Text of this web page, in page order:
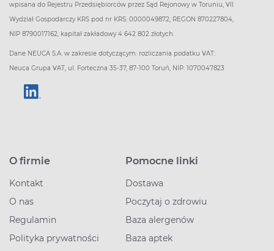
wpisana do Rejestru Przedsiębiorców przez Sąd Rejonowy w Toruniu, VII
Wydział Gospodarczy KRS pod nr KRS: 0000049872, REGON 870227804,
NIP 8790017162, kapitał zakładowy 4 642 802 złotych.
Dane NEUCA S.A. w zakresie dotyczącym: rozliczania podatku VAT:
Neuca Grupa VAT, ul. Forteczna 35-37, 87-100 Toruń, NIP: 1070047823
O firmie
Kontakt
O nas
Regulamin
Polityka prywatności
Pomocne linki
Dostawa
Poczytaj o zdrowiu
Baza alergenów
Baza aptek